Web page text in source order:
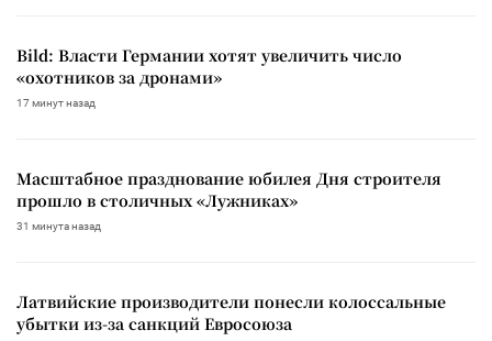
Bild: Власти Германии хотят увеличить число
«охотников за дронами»
17 минут назад
Масштабное празднование юбилея Дня строителя
прошло в столичных «Лужниках»
31 минута назад
Латвийские производители понесли колоссальные
убытки из-за санкций Евросоюза